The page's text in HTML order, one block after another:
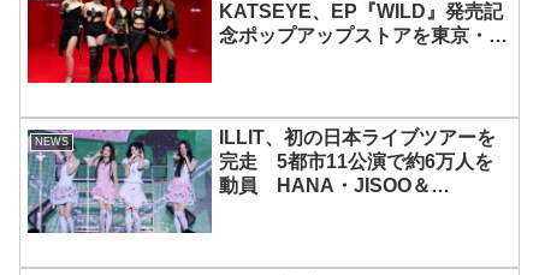
KATSEYE、EP『WILD』発売記
念ポップアップストアを東京・原
NEWS
ILLIT、初の日本ライブツアーを
完走 5都市11公演で約6万人を
動員 HANA・JISOO＆